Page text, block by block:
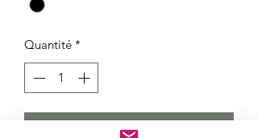
Quantité *
Ajouter au panier